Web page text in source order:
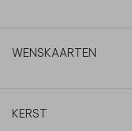
WENSKAARTEN
KERST